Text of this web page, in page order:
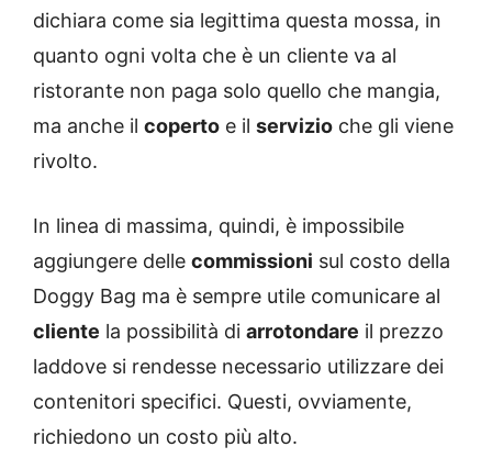
dichiara come sia legittima questa mossa, in
quanto ogni volta che è un cliente va al
ristorante non paga solo quello che mangia,
ma anche il coperto e il servizio che gli viene
rivolto.
In linea di massima, quindi, è impossibile
aggiungere delle commissioni sul costo della
Doggy Bag ma è sempre utile comunicare al
cliente la possibilità di arrotondare il prezzo
laddove si rendesse necessario utilizzare dei
contenitori specifici. Questi, ovviamente,
richiedono un costo più alto.